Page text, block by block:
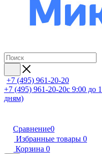
+7 (495) 961-20-20
+7 (495) 961-20-20с 9:00 до
дням)
Сравнение0
Избранные товары 0
Корзина 0